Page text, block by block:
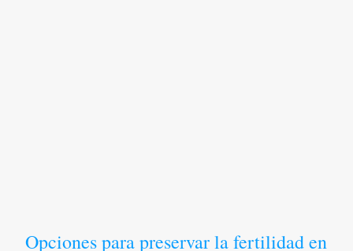
Opciones para preservar la fertilidad en